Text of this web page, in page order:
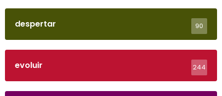
despertar 90
evoluir 244